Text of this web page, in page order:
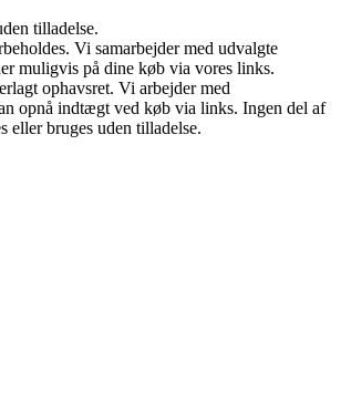
tilladelse.
Vi samarbejder med udvalgte
muligvis på dine køb via vores links.
ophavsret. Vi arbejder med
opnå indtægt ved køb via links. Ingen del af
eller bruges uden tilladelse.